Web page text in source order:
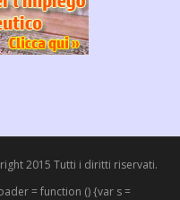
2015 Tutti i diritti riservati.
= function () {var s =